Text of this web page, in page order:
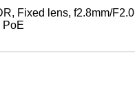
Fixed lens, f2.8mm/
PoE